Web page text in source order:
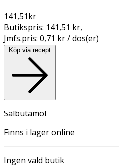
141,51kr
Butikspris: 141,51 kr,
Jmfs.pris: 0,71 kr / dos(er)
Köp via recept
Salbutamol
Finns i lager online
Ingen vald butik